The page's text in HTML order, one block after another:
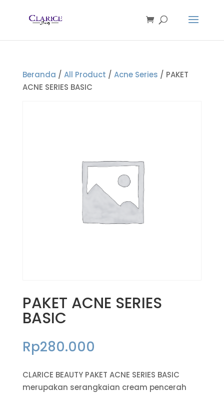
Beranda / All Product / Acne Series / PAKET
ACNE SERIES BASIC
PAKET ACNE SERIES
BASIC
Rp280.000
CLARICE BEAUTY PAKET ACNE SERIES BASIC
merupakan serangkaian cream pencerah